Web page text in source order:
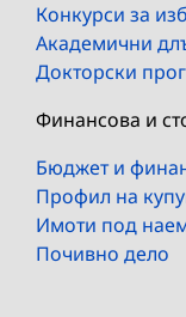
Конкурси за
Академични
Докторски
Финансова и
Бюджет и
Профил на
Имоти под
Почивно дело